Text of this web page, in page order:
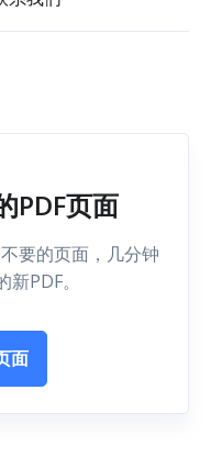
PDF页面
要的页面，几分钟
PDF。
面